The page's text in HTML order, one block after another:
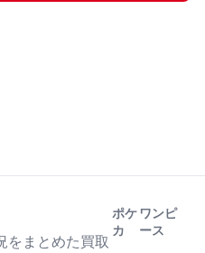
をまとめた買取
ポケ
カ
ワンピ
ース